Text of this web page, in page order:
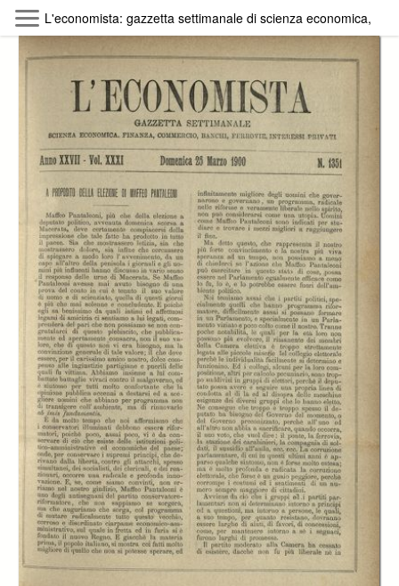
Skip to main content
Byterfly
Follow The Byterfly And Enjoy Open
Knowledge
Policy Collections Providers Exhibitions
Search Term
L'economista: gazzetta settimanale di scienza economica,